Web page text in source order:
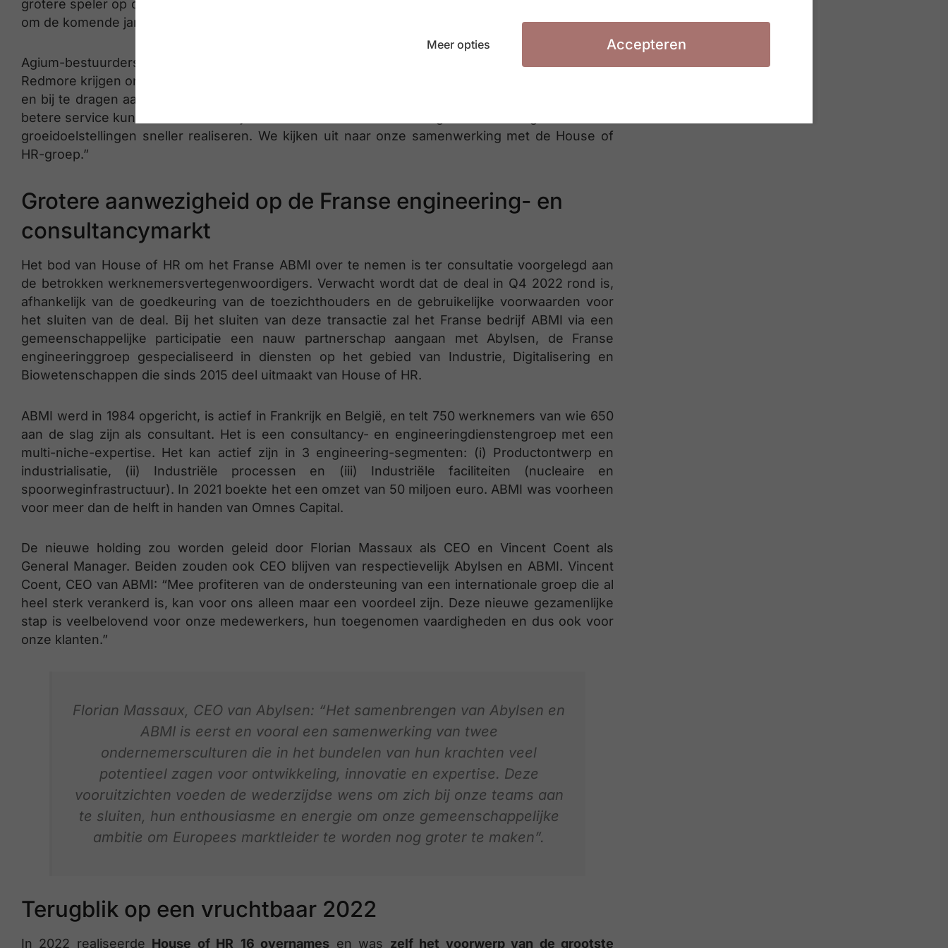
grotere speler op de Nederlandse markt. Agium is hierdoor voor ons eigenlijk de perfecte partner
om de komende jaren verder te groeien.”
Agium-bestuurders Robbert van Adrichem en Stephan Persoon: “Door deel uit te maken van
Redmore krijgen onze consultants de kans om met nog grotere en complexere klanten te werken
en bij te dragen aan hun ambities. Op het platform van House of HR willen we onze klanten een
betere service kunnen aanbieden bij het behalen van hun doelstellingen en in het algemeen onze
groeidoelstellingen sneller realiseren. We kijken uit naar onze samenwerking met de House of
HR-groep.”
Grotere aanwezigheid op de Franse engineering- en
consultancymarkt
Het bod van House of HR om het Franse ABMI over te nemen is ter consultatie voorgelegd aan
de betrokken werknemersvertegenwoordigers. Verwacht wordt dat de deal in Q4 2022 rond is,
afhankelijk van de goedkeuring van de toezichthouders en de gebruikelijke voorwaarden voor
het sluiten van de deal. Bij het sluiten van deze transactie zal het Franse bedrijf ABMI via een
gemeenschappelijke participatie een nauw partnerschap aangaan met Abylsen, de Franse
engineeringgroep gespecialiseerd in diensten op het gebied van Industrie, Digitalisering en
Biowetenschappen die sinds 2015 deel uitmaakt van House of HR.
ABMI werd in 1984 opgericht, is actief in Frankrijk en België, en telt 750 werknemers van wie 650
aan de slag zijn als consultant. Het is een consultancy- en engineeringdienstengroep met een
multi-niche-expertise. Het kan actief zijn in 3 engineering-segmenten: (i) Productontwerp en
industrialisatie, (ii) Industriële processen en (iii) Industriële faciliteiten (nucleaire en
spoorweginfrastructuur). In 2021 boekte het een omzet van 50 miljoen euro. ABMI was voorheen
voor meer dan de helft in handen van Omnes Capital.
De nieuwe holding zou worden geleid door Florian Massaux als CEO en Vincent Coent als
General Manager. Beiden zouden ook CEO blijven van respectievelijk Abylsen en ABMI. Vincent
Coent, CEO van ABMI: “Mee profiteren van de ondersteuning van een internationale groep die al
heel sterk verankerd is, kan voor ons alleen maar een voordeel zijn. Deze nieuwe gezamenlijke
stap is veelbelovend voor onze medewerkers, hun toegenomen vaardigheden en dus ook voor
onze klanten.”
Florian Massaux, CEO van Abylsen: “Het samenbrengen van Abylsen en
ABMI is eerst en vooral een samenwerking van twee
ondernemersculturen die in het bundelen van hun krachten veel
potentieel zagen voor ontwikkeling, innovatie en expertise. Deze
vooruitzichten voeden de wederzijdse wens om zich bij onze teams aan
te sluiten, hun enthousiasme en energie om onze gemeenschappelijke
ambitie om Europees marktleider te worden nog groter te maken”.
Terugblik op een vruchtbaar 2022
In 2022 realiseerde House of HR 16 overnames en was zelf het voorwerp van de grootste
Meer opties Accepteren